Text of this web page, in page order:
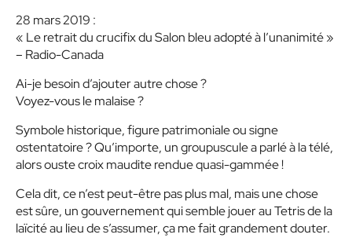
28 mars 2019 :
« Le retrait du crucifix du Salon bleu adopté à l’unanimité »
– Radio-Canada
Ai-je besoin d’ajouter autre chose ?
Voyez-vous le malaise ?
Symbole historique, figure patrimoniale ou signe
ostentatoire ? Qu’importe, un groupuscule a parlé à la télé,
alors ouste croix maudite rendue quasi-gammée !
Cela dit, ce n’est peut-être pas plus mal, mais une chose
est sûre, un gouvernement qui semble jouer au Tetris de la
laïcité au lieu de s’assumer, ça me fait grandement douter.